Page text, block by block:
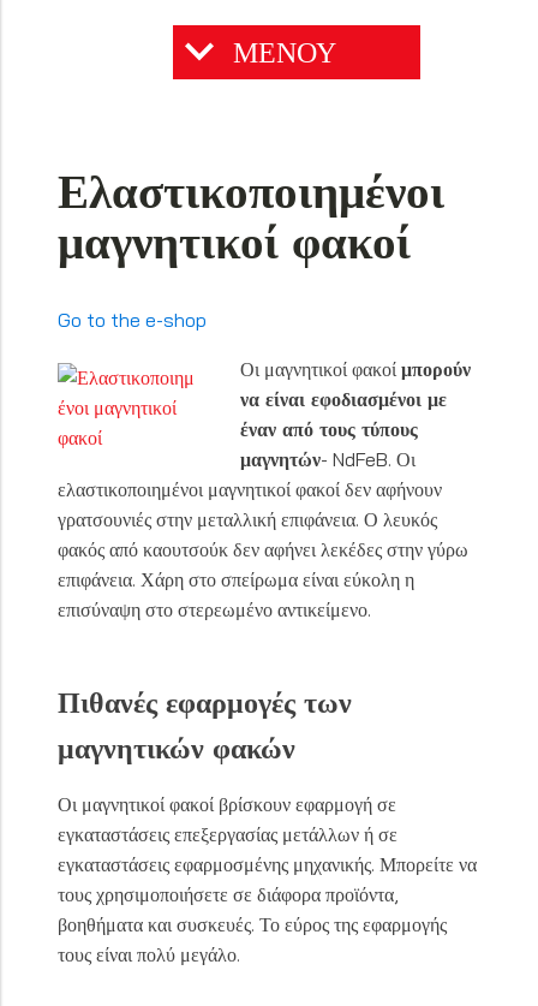
ΜΕΝΟΥ
Ελαστικοποιημένοι
μαγνητικοί φακοί
Go to the e-shop
Οι μαγνητικοί φακοίμπορούν
να είναι εφοδιασμένοι με
έναν από τους τύπους
μαγνητών- NdFeB. Οι
ελαστικοποιημένοι μαγνητικοί φακοί δεν αφήνουν
γρατσουνιές στην μεταλλική επιφάνεια. Ο λευκός
φακός από καουτσούκ δεν αφήνει λεκέδες στην γύρω
επιφάνεια. Χάρη στο σπείρωμα είναι εύκολη η
επισύναψη στο στερεωμένο αντικείμενο.
Πιθανές εφαρμογές των
μαγνητικών φακών
Οι μαγνητικοί φακοί βρίσκουν εφαρμογή σε
εγκαταστάσεις επεξεργασίας μετάλλων ή σε
εγκαταστάσεις εφαρμοσμένης μηχανικής. Μπορείτε να
τους χρησιμοποιήσετε σε διάφορα προϊόντα,
βοηθήματα και συσκευές. Το εύρος της εφαρμογής
τους είναι πολύ μεγάλο.